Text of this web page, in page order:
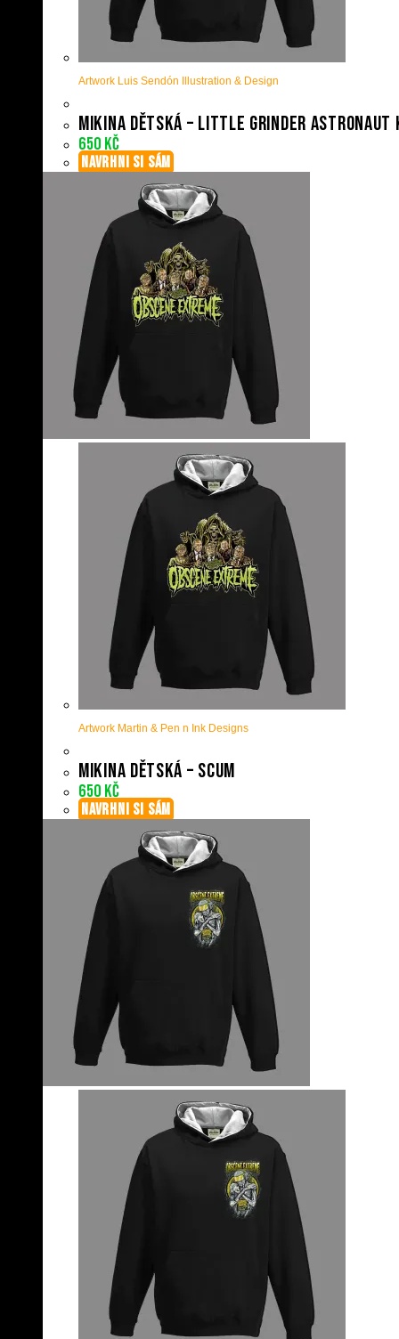
Artwork Luis Sendón Illustration & Design
Mikina dětská – Little grinder astronaut
650 Kč
NAVRHNI SI SÁM
Artwork Martin & Pen n Ink Designs
Mikina dětská – Scum
650 Kč
NAVRHNI SI SÁM